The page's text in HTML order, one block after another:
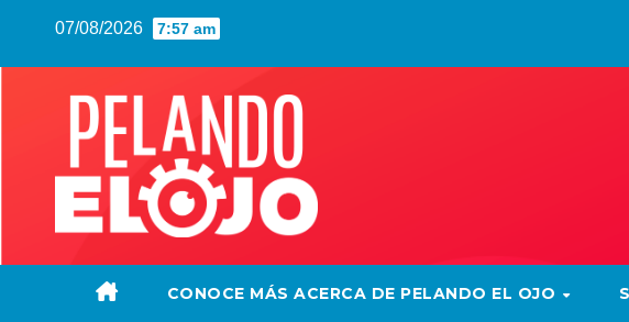
07/08/2026 7:57 am
CONOCE MÁS ACERCA DE PELANDO EL OJO